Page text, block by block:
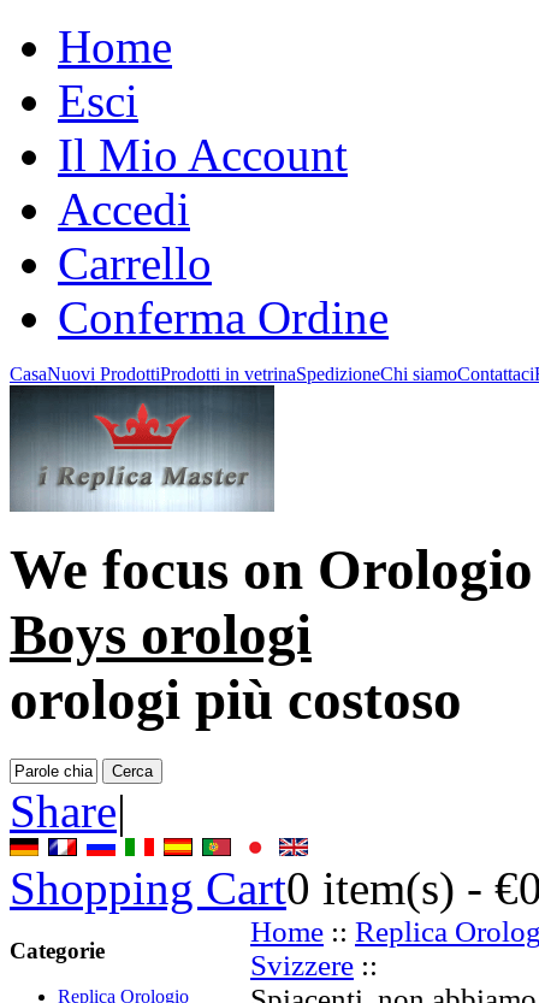
Home
Esci
Il Mio Account
Accedi
Carrello
Conferma Ordine
CasaNuovi ProdottiProdotti in vetrinaSpedizioneChi siamoContattaci
We focus on
Boys orologi
orologi più costoso
Share|
Shopping Cart0 item(s) -
Categorie
Replica Orologio
Home :: Replica
Svizzere ::